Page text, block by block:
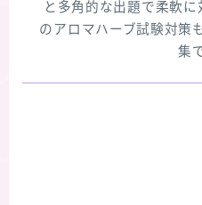
と多角的な出題で柔軟
のアロマハーブ試験対策
集